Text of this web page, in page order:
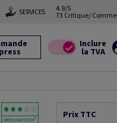
SERVICES
4.9/5
73 Critique/
Prix TTC